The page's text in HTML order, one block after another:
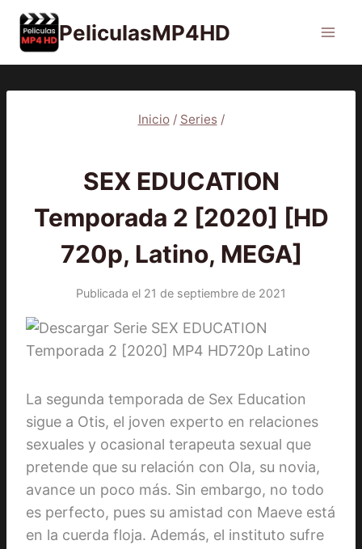
Saltar
contenido
PeliculasMP4HD
Inicio / Series /
SEX EDUCATION
Temporada 2 [2020] [HD
720p, Latino, MEGA]
Publicada el 21 de septiembre de 2021
La segunda temporada de Sex Education
sigue a Otis, el joven experto en relaciones
sexuales y ocasional terapeuta sexual que
pretende que su relación con Ola, su novia,
avance un poco más. Sin embargo, no todo
es perfecto, pues su amistad con Maeve está
en la cuerda floja. Además, el instituto sufre